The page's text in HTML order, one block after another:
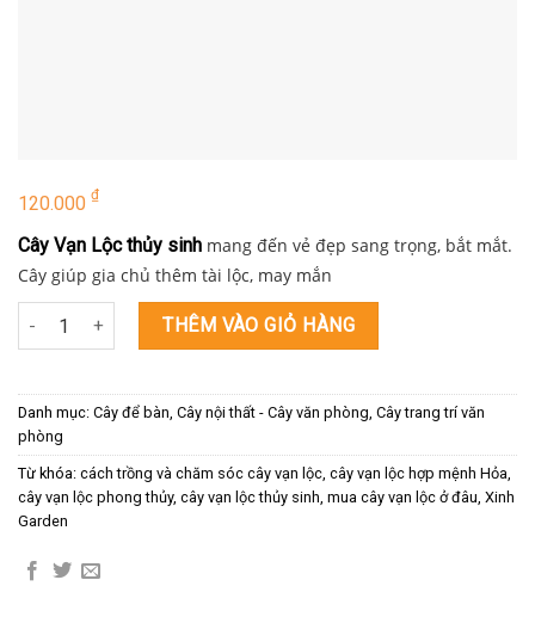
120.000 ₫
Cây Vạn Lộc thủy sinh mang đến vẻ đẹp sang trọng, bắt mắt.
Cây giúp gia chủ thêm tài lộc, may mắn
Vạn lộc thủy sinh số lượngTHÊM VÀO GIỎ HÀNG
Danh mục: Cây để bàn, Cây nội thất - Cây văn phòng, Cây trang trí văn
phòng
Từ khóa: cách trồng và chăm sóc cây vạn lộc, cây vạn lộc hợp mệnh Hỏa,
cây vạn lộc phong thủy, cây vạn lộc thủy sinh, mua cây vạn lộc ở đâu, Xinh
Garden